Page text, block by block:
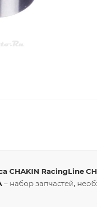
RacingLine
– набор запчастей,